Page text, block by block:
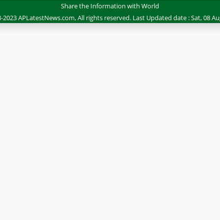
Share the Information with World
2023 APLatestNews.com, All rights reserved. Last Updated date : Sat, 08